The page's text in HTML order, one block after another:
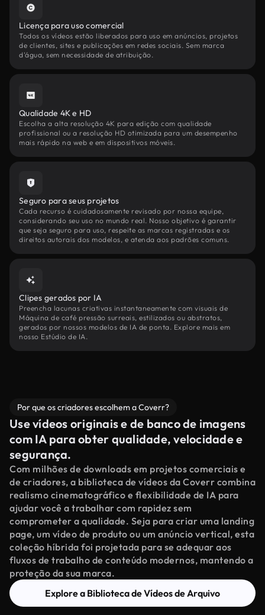
Licença para uso comercial
Todos os vídeos estão liberados para uso em anúncios, projetos
de clientes, sites e publicações em redes sociais. Sem marca
d'água, sem necessidade de atribuição.
Qualidade 4K e HD
Escolha a alta resolução 4K para edição com qualidade
profissional ou a resolução HD otimizada para um desempenho
mais rápido na web e em dispositivos móveis.
Seguro para seus projetos
Cada recurso é cuidadosamente revisado por nossa equipe,
considerando seu uso no mundo real. Nosso objetivo é garantir
que seja seguro para uso, respeite as marcas registradas e os
direitos autorais dos modelos, e atenda aos padrões comuns.
Clipes gerados por IA
Preencha lacunas criativas instantaneamente com visuais de
Máquina de café pressão surreais, estilizados ou abstratos,
gerados por nossos modelos de IA de ponta. Explore mais em
nosso Estúdio de IA.
Por que os criadores escolhem a Coverr?
Use vídeos originais e de banco de imagens
com IA para obter qualidade, velocidade e
segurança.
Com milhões de downloads em projetos comerciais e
de criadores, a biblioteca de vídeos da Coverr combina
realismo cinematográfico e flexibilidade de IA para
ajudar você a trabalhar com rapidez sem
comprometer a qualidade. Seja para criar uma landing
page, um vídeo de produto ou um anúncio vertical, esta
coleção híbrida foi projetada para se adequar aos
fluxos de trabalho de conteúdo modernos, mantendo a
proteção da sua marca.
Explore a Biblioteca de Vídeos de Arquivo